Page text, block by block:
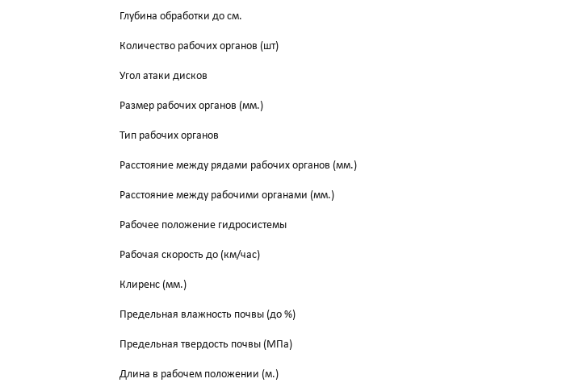
Глубина обработки до см.
Количество рабочих органов (шт)
Угол атаки дисков
Размер рабочих органов (мм.)
Тип рабочих органов
Расстояние между рядами рабочих органов (мм.)
Расстояние между рабочими органами (мм.)
Рабочее положение гидросистемы
Рабочая скорость до (км/час)
Клиренс (мм.)
Предельная влажность почвы (до %)
Предельная твердость почвы (МПа)
Длина в рабочем положении (м.)